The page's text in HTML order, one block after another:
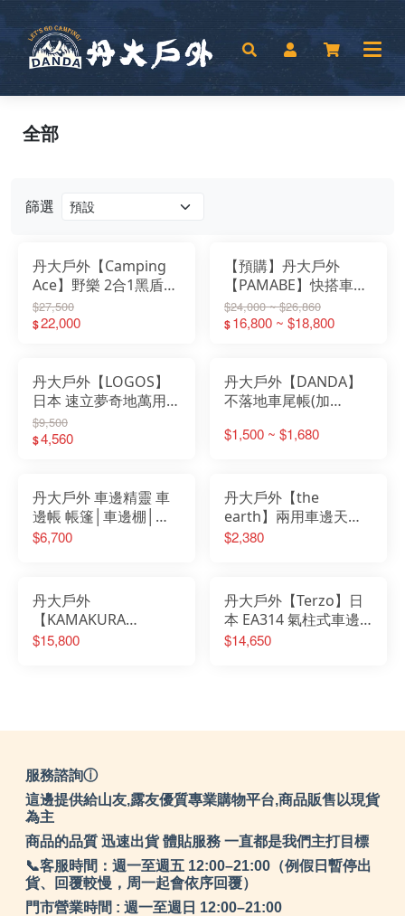
篩選
丹大戶外【Camping
Ace】野樂 2合1黑盾充
氣車尾帳650 ARC-
648│帳篷│車尾帳│充
$27,500
$22,000
【預購】丹大戶外
【PAMABE】快搭車尾
帳 連接布3種尺寸│車
露│露營│車尾帳│車後
$24,000 ~ $26,860
$16,800 ~ $18,800
丹大戶外【LOGOS】
日本 速立夢奇地萬用帳
71457622 帳篷│家庭
帳│車邊帳│大帳篷│衛
$9,500
$4,560
丹大戶外【DANDA】
不落地車尾帳(加
泊│帳篷│車尾帳│不落
$1,500 ~ $1,680
丹大戶外 車邊精靈 車
邊帳 帳篷│車邊棚│家
庭帳│大帳篷│衛浴帳│
$6,700
丹大戶外【the
earth】兩用車邊天幕
TECPDC8 黑/象牙白/
納
$2,380
丹大戶外
【KAMAKURA
TENMAKU】國家地理
$15,800
丹大戶外【Terzo】日
本 EA314 氣柱式車邊
帳 車邊帳│帳篷│客廳
$14,650
全部
服務諮詢ⓘ
這邊提供給山友,露友優質專業購物平台,商品販售以現貨
為主
商品的品質 迅速出貨 體貼服務 一直都是我們主打目標
📞客服時間：週一至週五 12:00–21:00（例假日暫停出
貨、回覆較慢，周一起會依序回覆）
門市營業時間 : 週一至週日 12:00–21:00